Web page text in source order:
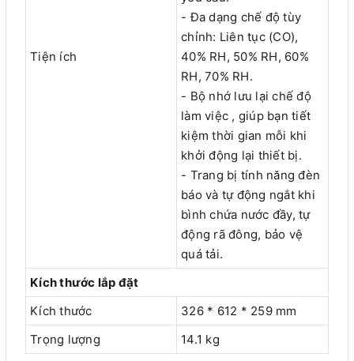
Tiện ích
- Đa dạng chế độ tùy
chỉnh: Liên tục (CO),
40% RH, 50% RH, 60%
RH, 70% RH.
- Bộ nhớ lưu lại chế độ
làm việc , giúp bạn tiết
kiệm thời gian mỗi khi
khởi động lại thiết bị.
- Trang bị tính năng đèn
báo và tự động ngắt khi
bình chứa nước đầy, tự
động rã đông, bảo vệ
quá tải.
Kích thước lắp đặt
Kích thước
326 * 612 * 259 mm
Trọng lượng
14.1 kg